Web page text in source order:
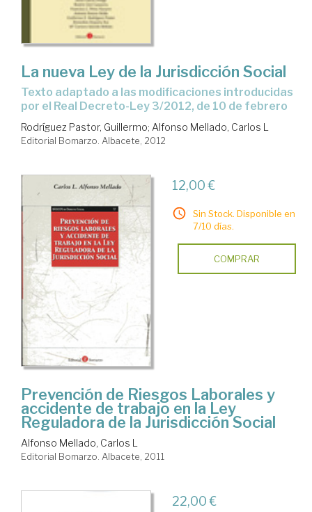
La nueva Ley de la Jurisdicción Social
texto adaptado a las modificaciones introducidas
por el Real Decreto-Ley 3/2012, de 10 de febrero
Rodríguez Pastor, Guillermo; Alfonso Mellado, Carlos L
Editorial Bomarzo. Albacete, 2012
12,00 €
Sin Stock. Disponible en
7/10 días.
COMPRAR
Prevención de Riesgos Laborales y
accidente de trabajo en la Ley
Reguladora de la Jurisdicción Social
Alfonso Mellado, Carlos L
Editorial Bomarzo. Albacete, 2011
22,00 €